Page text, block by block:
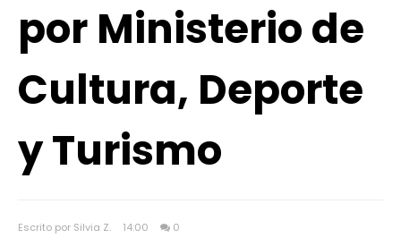
por Ministerio de
Cultura, Deporte
y Turismo
Escrito por Silvia Z. 14:00 0